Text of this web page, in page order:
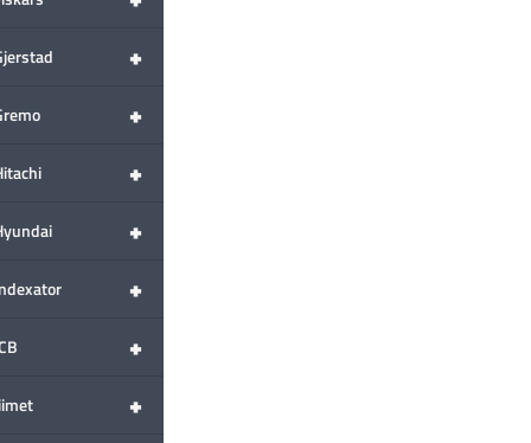
+
+
+
+
+
+
+